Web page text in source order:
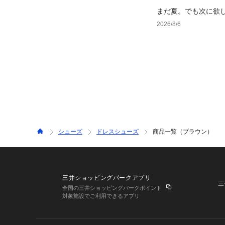
まだ夏。でも次に欲
2026/8/6
シューズ ドレスシューズ 商品一覧（ブラウン）
三井ショッピングパークアプリ
全国の三井ショッピングパークポイント
対象施設でご利用できるアプリ